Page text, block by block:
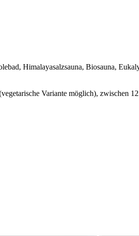
Himalayasalzsauna, Biosauna,
Variante möglich), zwischen